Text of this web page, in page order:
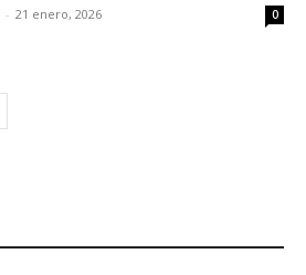
- 21 enero, 2026 0